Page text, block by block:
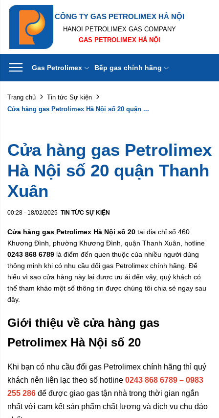
CÔNG TY GAS PETROLIMEX HÀ NỘI
HANOI PETROLIMEX GAS COMPANY
GAS PETROLIMEX HÀ NỘI
Gas Petrolimex Bếp gas chính hãng
Trang chủ
Tin tức Sự kiện
Cửa hàng gas Petrolimex Hà Nội số 20 quận ...
Cửa hàng gas Petrolimex
Hà Nội số 20 quận Thanh
Xuân
00:28 - 18/02/2025 TIN TỨC SỰ KIỆN
Cửa hàng gas Petrolimex Hà Nội số 20 tại địa chỉ số 460
Khương Đình, phường Khương Đình, quận Thanh Xuân, hotline
0243 868 6789 là điểm đến quen thuộc của nhiều người dùng
thông minh khi có nhu cầu đổi gas Petrolimex chính hãng. Để
hiểu vì sao cửa hàng này lại được ưu ái đến vậy, quý khách có
thể tham khảo một số thông tin được chúng tôi chia sẻ ngay sau
đây.
Giới thiệu về cửa hàng gas
Petrolimex Hà Nội số 20
Khi bạn có nhu cầu đổi gas Petrolimex chính hãng thì quý
khách nên liên lạc theo số hotline 0243 868 6789 – 0983
255 286 để được giao gas tận nhà trong thời gian ngắn
nhất với cam kết sản phẩm chất lượng và dịch vụ chu đáo